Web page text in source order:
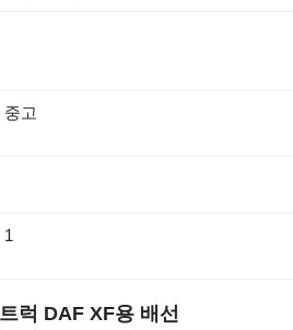
중고
1
럭 DAF XF용 배선